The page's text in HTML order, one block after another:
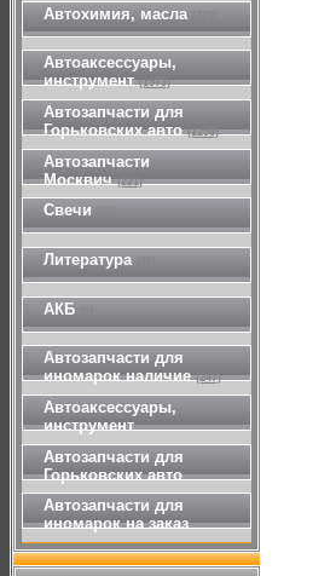
Автохимия, масла
Автоаксессуары,
инструмент(1573)
Автозапчасти для
Горьковских авто(1258)
Автозапчасти
Москвич(221)
Свечи
Литература
АКБ
Автозапчасти для
иномарок наличие(247)
Автоаксессуары,
инструмент
Автозапчасти для
Горьковских авто
Автозапчасти для
иномарок на заказ